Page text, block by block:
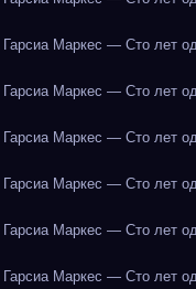
Гарсиа Маркес — Сто лет
Гарсиа Маркес — Сто лет
Гарсиа Маркес — Сто лет
Гарсиа Маркес — Сто лет
Гарсиа Маркес — Сто лет
Гарсиа Маркес — Сто лет